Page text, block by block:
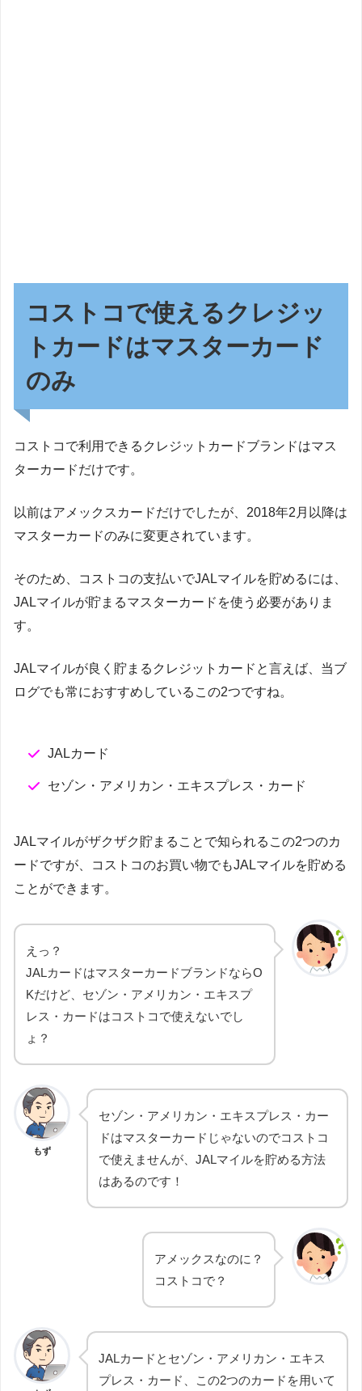
コストコで使えるクレジッ
トカードはマスターカード
のみ
コストコで利用できるクレジットカードブランドはマス
ターカードだけです。
以前はアメックスカードだけでしたが、2018年2月以降は
マスターカードのみに変更されています。
そのため、コストコの支払いでJALマイルを貯めるには、
JALマイルが貯まるマスターカードを使う必要がありま
す。
JALマイルが良く貯まるクレジットカードと言えば、当ブ
ログでも常におすすめしているこの2つですね。
JALカード
セゾン・アメリカン・エキスプレス・カード
JALマイルがザクザク貯まることで知られるこの2つのカ
ードですが、コストコのお買い物でもJALマイルを貯める
ことができます。
えっ？
JALカードはマスターカードブランドならO
Kだけど、セゾン・アメリカン・エキスプ
レス・カードはコストコで使えないでし
ょ？
もず
セゾン・アメリカン・エキスプレス・カー
ドはマスターカードじゃないのでコストコ
で使えませんが、JALマイルを貯める方法
はあるのです！
アメックスなのに？
コストコで？
JALカードとセゾン・アメリカン・エキス
プレス・カード、この2つのカードを用いて